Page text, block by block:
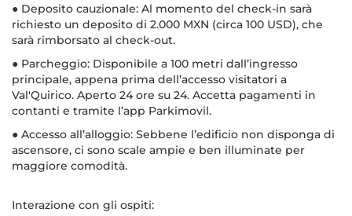
● Deposito cauzionale: Al momento del check-in sarà
richiesto un deposito di 2.000 MXN (circa 100 USD), che
sarà rimborsato al check-out.
● Parcheggio: Disponibile a 100 metri dall’ingresso
principale, appena prima dell’accesso visitatori a
Val'Quirico. Aperto 24 ore su 24. Accetta pagamenti in
contanti e tramite l’app Parkimovil.
● Accesso all’alloggio: Sebbene l’edificio non disponga di
ascensore, ci sono scale ampie e ben illuminate per
maggiore comodità.
Interazione con gli ospiti: